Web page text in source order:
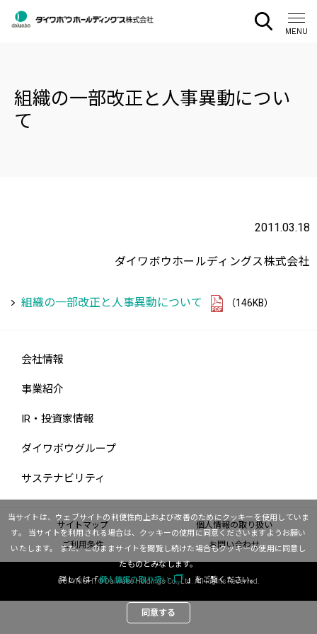
CLOSE
MENU
組織の一部改正と人事異動につい
て
2011.03.18
ダイワボウホールディングス株式会社
組織の一部改正と人事異動について （146KB）
当サイトは、ウェブサイトの利便性向上および改善のためにクッキーを使用していま
す。
当サイトを利用される場合は、クッキーの使用に同意くださいますようお願い
いたします。
また、このままサイトを閲覧し続けた場合もクッキーの使用に同意し
たものとみなします。
詳しくは「個人情報の取り扱い 」をご覧ください。
同意する
会社情報
事業紹介
IR・投資家情報
ダイワボウグループ
サステナビリティ
サイトマップ
個人情報の取り扱い
ご利用条件
お問い合わせ
COPYRIGHT © Daiwabo Holdings Co., Ltd. All Rights Reserved.